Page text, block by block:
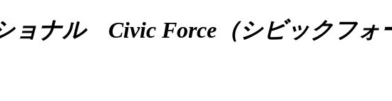
ョナル Civic Force（シビックフォ